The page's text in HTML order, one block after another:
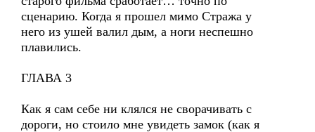
сценарию. Когда я прошел мимо Стража у
него из ушей валил дым, а ноги неспешно
плавились.
ГЛАВА 3
Как я сам себе ни клялся не сворачивать с
дороги, но стоило мне увидеть замок (как я